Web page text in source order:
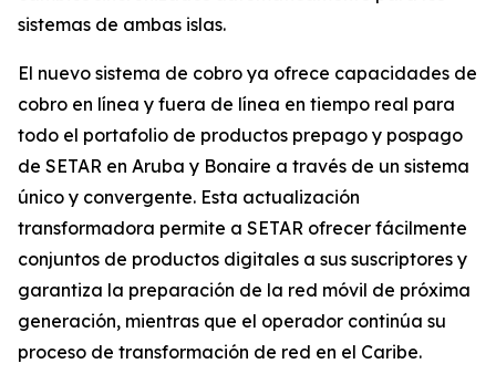
sistemas de ambas islas.
El nuevo sistema de cobro ya ofrece capacidades de
cobro en línea y fuera de línea en tiempo real para
todo el portafolio de productos prepago y pospago
de SETAR en Aruba y Bonaire a través de un sistema
único y convergente. Esta actualización
transformadora permite a SETAR ofrecer fácilmente
conjuntos de productos digitales a sus suscriptores y
garantiza la preparación de la red móvil de próxima
generación, mientras que el operador continúa su
proceso de transformación de red en el Caribe.